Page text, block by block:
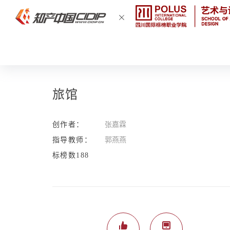
旅馆
创作者：
张嘉霖
指导教师：
郭燕燕
标榜数188